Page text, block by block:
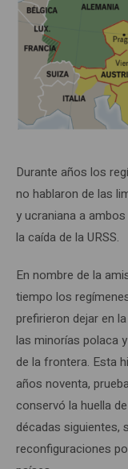
Durante años los
no hablaron de las
y ucraniana a
la caída de la URSS.
En nombre de la
tiempo los
prefirieron dejar en
las minorías polaca
de la frontera. Esta
años noventa,
conservó la huella
décadas siguientes,
reconfiguraciones